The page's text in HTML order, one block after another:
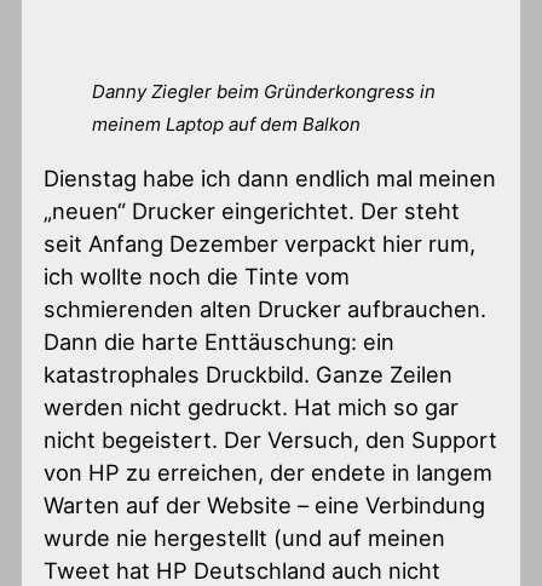
Danny Ziegler beim Gründerkongress in
meinem Laptop auf dem Balkon
Dienstag habe ich dann endlich mal meinen
„neuen“ Drucker eingerichtet. Der steht
seit Anfang Dezember verpackt hier rum,
ich wollte noch die Tinte vom
schmierenden alten Drucker aufbrauchen.
Dann die harte Enttäuschung: ein
katastrophales Druckbild. Ganze Zeilen
werden nicht gedruckt. Hat mich so gar
nicht begeistert. Der Versuch, den Support
von HP zu erreichen, der endete in langem
Warten auf der Website – eine Verbindung
wurde nie hergestellt (und auf meinen
Tweet hat HP Deutschland auch nicht